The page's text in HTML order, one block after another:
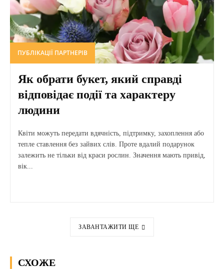
ПУБЛІКАЦІЇ ПАРТНЕРІВ
Як обрати букет, який справді
відповідає події та характеру
людини
Квіти можуть передати вдячність, підтримку, захоплення або
тепле ставлення без зайвих слів. Проте вдалий подарунок
залежить не тільки від краси рослин. Значення мають привід,
вік...
ЗАВАНТАЖИТИ ЩЕ
СХОЖЕ